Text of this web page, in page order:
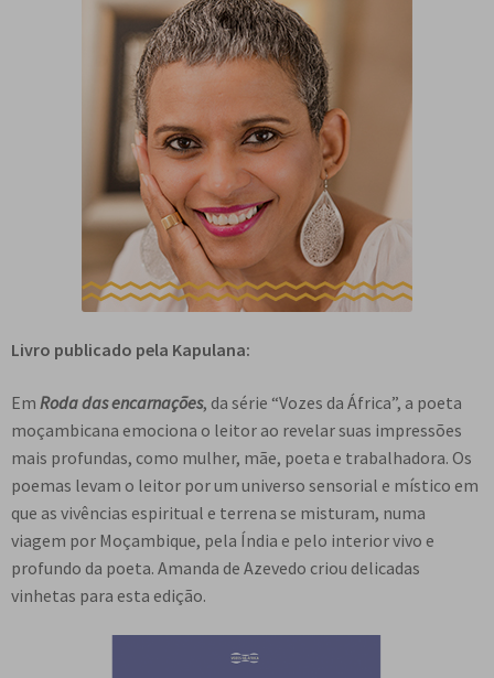
Livro publicado pela Kapulana:
Em Roda das encarnações, da série “Vozes da África”, a poeta
moçambicana emociona o leitor ao revelar suas impressões
mais profundas, como mulher, mãe, poeta e trabalhadora. Os
poemas levam o leitor por um universo sensorial e místico em
que as vivências espiritual e terrena se misturam, numa
viagem por Moçambique, pela Índia e pelo interior vivo e
profundo da poeta. Amanda de Azevedo criou delicadas
vinhetas para esta edição.